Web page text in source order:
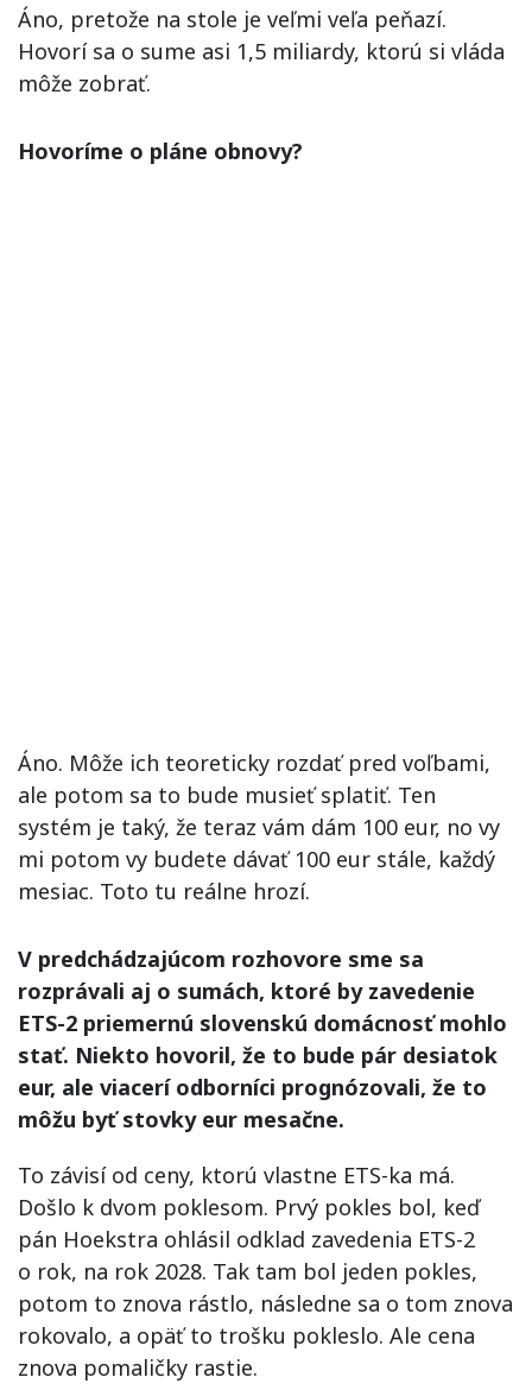
Áno, pretože na stole je veľmi veľa peňazí.
Hovorí sa o sume asi 1,5 miliardy, ktorú si vláda
môže zobrať.
Hovoríme o pláne obnovy?
Áno. Môže ich teoreticky rozdať pred voľbami,
ale potom sa to bude musieť splatiť. Ten
systém je taký, že teraz vám dám 100 eur, no vy
mi potom vy budete dávať 100 eur stále, každý
mesiac. Toto tu reálne hrozí.
V predchádzajúcom rozhovore sme sa
rozprávali aj o sumách, ktoré by zavedenie
ETS-2 priemernú slovenskú domácnosť mohlo
stať. Niekto hovoril, že to bude pár desiatok
eur, ale viacerí odborníci prognózovali, že to
môžu byť stovky eur mesačne.
To závisí od ceny, ktorú vlastne ETS-ka má.
Došlo k dvom poklesom. Prvý pokles bol, keď
pán Hoekstra ohlásil odklad zavedenia ETS-2
o rok, na rok 2028. Tak tam bol jeden pokles,
potom to znova rástlo, následne sa o tom znova
rokovalo, a opäť to trošku pokleslo. Ale cena
znova pomaličky rastie.